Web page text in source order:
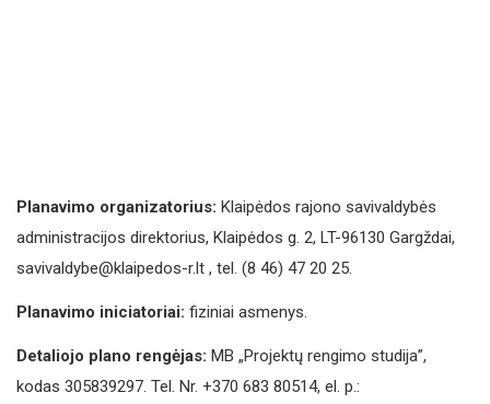
Planavimo organizatorius: Klaipėdos rajono savivaldybės
administracijos direktorius, Klaipėdos g. 2, LT-96130 Gargždai,
savivaldybe@klaipedos-r.lt , tel. (8 46) 47 20 25.
Planavimo iniciatoriai: fiziniai asmenys.
Detaliojo plano rengėjas: MB „Projektų rengimo studija”,
kodas 305839297. Tel. Nr. +370 683 80514, el. p.: